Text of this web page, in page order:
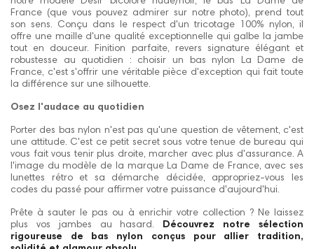
France (que vous pouvez admirer sur notre photo), prend tout
son sens. Conçu dans le respect d'un tricotage 100% nylon, il
offre une maille d'une qualité exceptionnelle qui galbe la jambe
tout en douceur. Finition parfaite, revers signature élégant et
robustesse au quotidien : choisir un bas nylon La Dame de
France, c'est s'offrir une véritable pièce d'exception qui fait toute
la différence sur une silhouette.
Osez l'audace au quotidien
Porter des bas nylon n'est pas qu'une question de vêtement, c'est
une attitude. C'est ce petit secret sous votre tenue de bureau qui
vous fait vous tenir plus droite, marcher avec plus d'assurance. A
l'image du modèle de la marque La Dame de France, avec ses
lunettes rétro et sa démarche décidée, appropriez-vous les
codes du passé pour affirmer votre puissance d'aujourd'hui.
Prête à sauter le pas ou à enrichir votre collection ? Ne laissez
plus vos jambes au hasard. Découvrez notre sélection
rigoureuse de bas nylon conçus pour allier tradition,